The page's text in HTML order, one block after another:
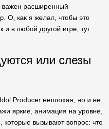
важен расширенный
О, как я желал, чтобы это
в любой другой игре, тут
или слезы
Producer неплохая, но и не
яркие, анимация на уровне,
которые вызывают вопрос: что